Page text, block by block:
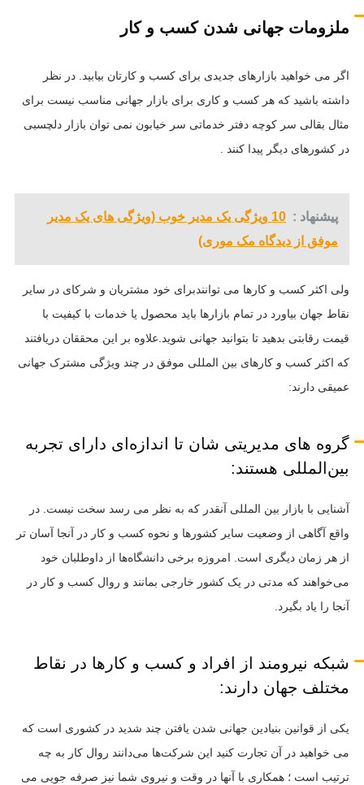
ملزومات جهانی شدن کسب و کار
اگر می خواهید بازارهای جدیدی برای کسب و کارتان بیابید. در نظر
داشته باشید که هر کسب و کاری برای بازار جهانی مناسب نیست برای
مثال بقالی سر کوچه دفتر خدماتی سر خیابون نمی توان بازار دلچسبی
در کشورهای دیگر پیدا کنند .
پیشنهاد :
10 ویژگی یک مدیر خوب (ویژگی های یک مدیر
موفق از دیدگاه مک موری)
ولی اکثر کسب و کارها می توانندبرای خود مشتریان و شرکای در سایر
نقاط جهان بیاورد در تمام بازارها باید محصول یا خدمات با کیفیت با
قیمت رقابتی بدهید تا بتوانید جهانی شوید.علاوه بر این محققان دریافتند
که اکثر کسب و کارهای بین المللی موفق در چند ویژگی مشترک جهانی
عمیقی دارند:
گروه های مدیریتی شان تا اندازه‌ای دارای تجربه
بین‌المللی هستند:
آشنایی با بازار بین المللی آنقدر که به نظر می رسد سخت نیست. در
واقع آگاهی از وضعیت سایر کشورها و نحوه کسب و کار در آنجا آسان تر
از هر زمان دیگری است. امروزه برخی دانشگاه‌ها از داوطلبان خود
می‌خواهند که مدتی در یک کشور خارجی بمانند و روال کسب و کار در
آنجا را یاد بگیرد.
شبکه نیرومند از افراد و کسب و کارها در نقاط
مختلف جهان دارند:
یکی از قوانین بنیادین جهانی شدن یافتن چند شدید در کشوری است که
می خواهید در آن تجارت کنید این شرکت‌ها می‌دانند روال کار به چه
ترتیب است ؛ همکاری با آنها در وقت و نیروی شما نیز صرفه جویی می